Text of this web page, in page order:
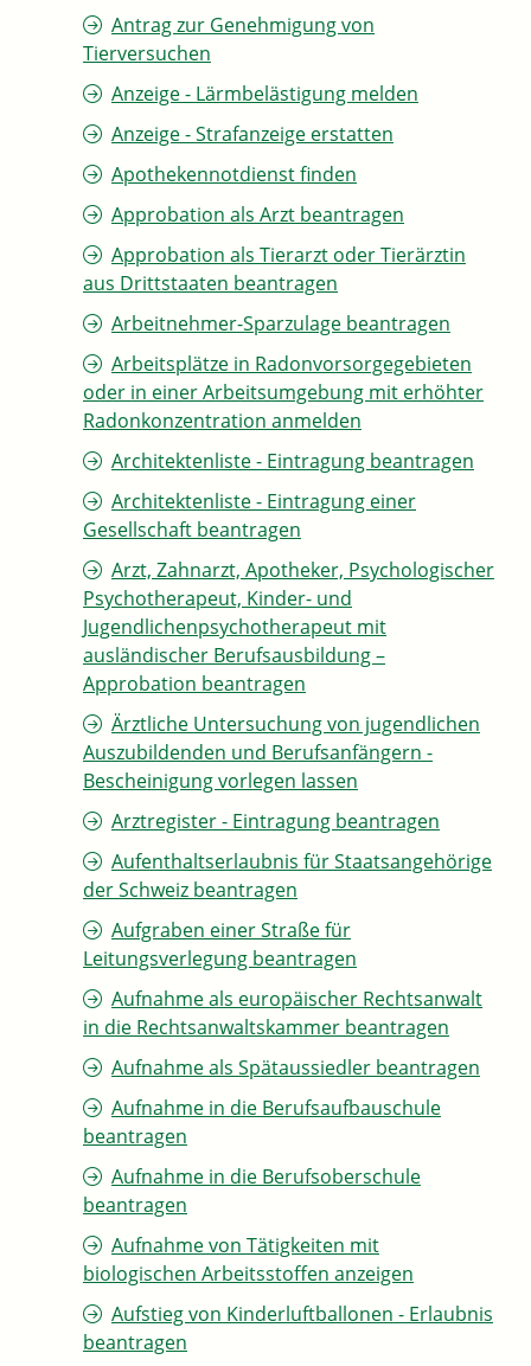
Antrag zur Genehmigung von
Tierversuchen
Anzeige - Lärmbelästigung melden
Anzeige - Strafanzeige erstatten
Apothekennotdienst finden
Approbation als Arzt beantragen
Approbation als Tierarzt oder Tierärztin
aus Drittstaaten beantragen
Arbeitnehmer-Sparzulage beantragen
Arbeitsplätze in Radonvorsorgegebieten
oder in einer Arbeitsumgebung mit erhöhter
Radonkonzentration anmelden
Architektenliste - Eintragung beantragen
Architektenliste - Eintragung einer
Gesellschaft beantragen
Arzt, Zahnarzt, Apotheker, Psychologischer
Psychotherapeut, Kinder- und
Jugendlichenpsychotherapeut mit
ausländischer Berufsausbildung –
Approbation beantragen
Ärztliche Untersuchung von jugendlichen
Auszubildenden und Berufsanfängern -
Bescheinigung vorlegen lassen
Arztregister - Eintragung beantragen
Aufenthaltserlaubnis für Staatsangehörige
der Schweiz beantragen
Aufgraben einer Straße für
Leitungsverlegung beantragen
Aufnahme als europäischer Rechtsanwalt
in die Rechtsanwaltskammer beantragen
Aufnahme als Spätaussiedler beantragen
Aufnahme in die Berufsaufbauschule
beantragen
Aufnahme in die Berufsoberschule
beantragen
Aufnahme von Tätigkeiten mit
biologischen Arbeitsstoffen anzeigen
Aufstieg von Kinderluftballonen - Erlaubnis
beantragen